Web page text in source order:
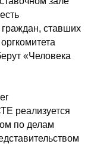
ставших
«Человека
реализуется
по делам